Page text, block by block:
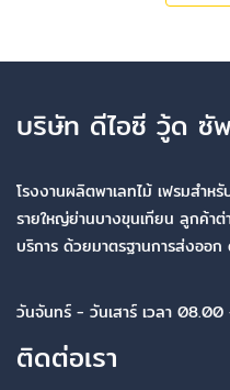
บริษัท ดีไอซี วู้ด ซั
โรงงานผลิตพาเลทไม้ เฟรมสำห
รายใหญ่ย่านบางขุนเทียน ลูกค้าต่
บริการ ด้วยมาตรฐานการส่งออก
วันจันทร์ - วันเสาร์ เวลา
ติดต่อเรา